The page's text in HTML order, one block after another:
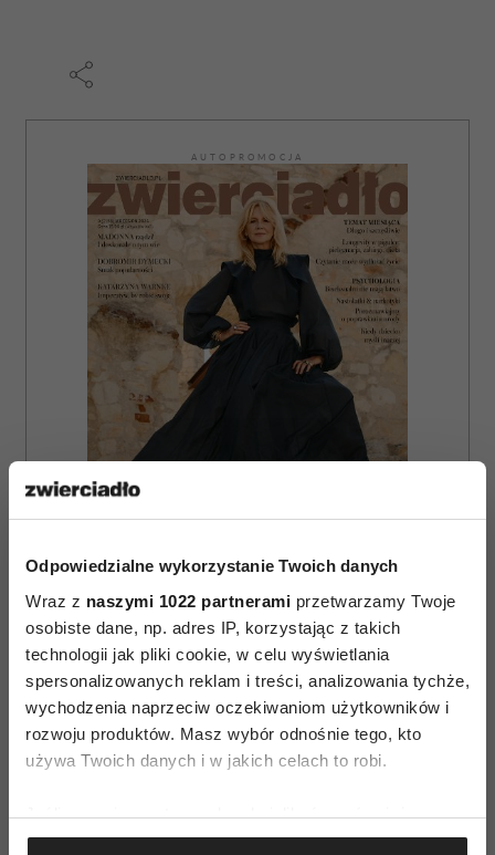
Odpowiedzialne wykorzystanie Twoich danych
Wraz z naszymi 1022 partnerami przetwarzamy Twoje
osobiste dane, np. adres IP, korzystając z takich
technologii jak pliki cookie, w celu wyświetlania
spersonalizowanych reklam i treści, analizowania tychże,
wychodzenia naprzeciw oczekiwaniom użytkowników i
rozwoju produktów. Masz wybór odnośnie tego, kto
używa Twoich danych i w jakich celach to robi.
Jeśli wyrazisz na to zgodę, chcielibyśmy również:
Gromadzić dane dotyczące Twojej lokalizacji
AUTOPROMOCJA
ZAMÓW
WYDANIE DRUKOWANE
E-WYDANIE